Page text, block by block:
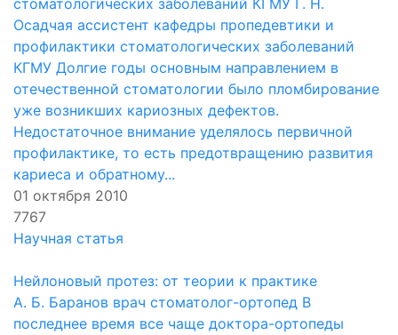
стоматологических заболеваний КГМУ Г. Н.
Осадчая ассистент кафедры пропедевтики и
профилактики стоматологических заболеваний
КГМУ Долгие годы основным направлением в
отечественной стоматологии было пломбирование
уже возникших кариозных дефектов.
Недостаточное внимание уделялось первичной
профилактике, то есть предотвращению развития
кариеса и обратному...
01 октября 2010
7767
Научная статья
Нейлоновый протез: от теории к практике
А. Б. Баранов врач стоматолог-ортопед В
последнее время все чаще доктора-ортопеды